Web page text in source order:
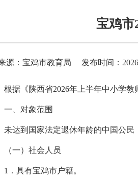
宝鸡市
源：宝鸡市教育局 发布时间：
根据《陕西省2026年上半年中小学
一、对象范围
未达到国家法定退休年龄的中国公
（一）社会人员
1．具有宝鸡市户籍。